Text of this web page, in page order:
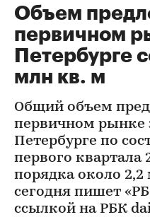
Объем
первичном
Петербурге
млн кв. м
Общий объем
первичном рынке
Петербурге по
первого квартала
порядка около
сегодня пишет
ссылкой на РБК